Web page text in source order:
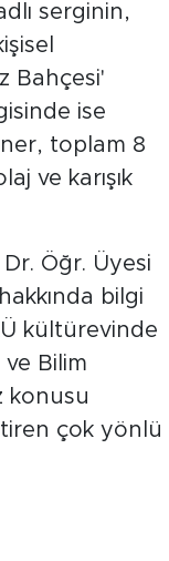
serginin,
Bahçesi'
ise
toplam 8
ve karışık
Öğr. Üyesi
bilgi
kültürevinde
ve Bilim
konusu
çok yönlü